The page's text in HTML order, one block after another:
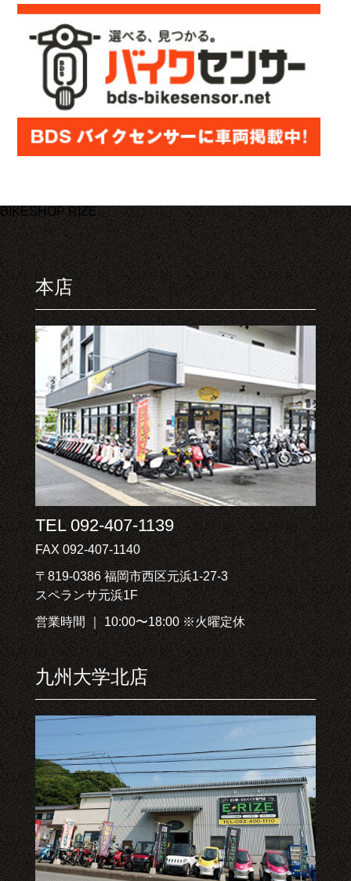
BIKESHOP RIZE
本店
TEL 092-407-1139
FAX 092-407-1140
〒819-0386 福岡市西区元浜1-27-3
スペランサ元浜1F
営業時間 ｜ 10:00〜18:00 ※火曜定休
九州大学北店